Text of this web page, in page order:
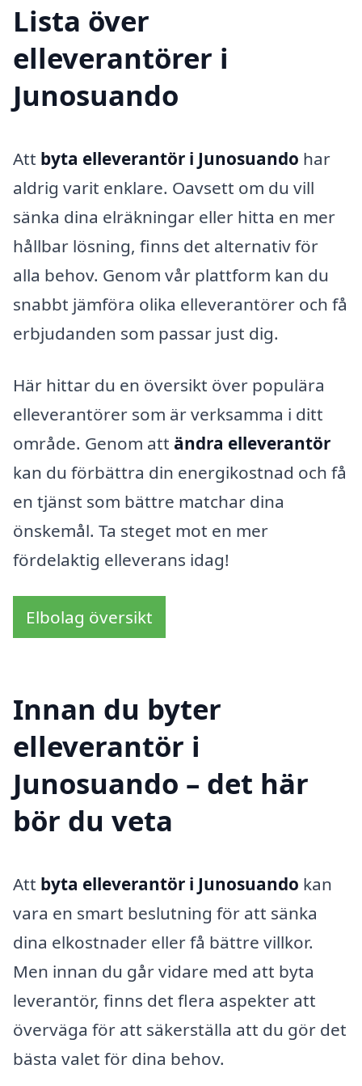
Lista över
elleverantörer i
Junosuando
Att byta elleverantör i Junosuando har
aldrig varit enklare. Oavsett om du vill
sänka dina elräkningar eller hitta en mer
hållbar lösning, finns det alternativ för
alla behov. Genom vår plattform kan du
snabbt jämföra olika elleverantörer och få
erbjudanden som passar just dig.
Här hittar du en översikt över populära
elleverantörer som är verksamma i ditt
område. Genom att ändra elleverantör
kan du förbättra din energikostnad och få
en tjänst som bättre matchar dina
önskemål. Ta steget mot en mer
fördelaktig elleverans idag!
Elbolag översikt
Innan du byter
elleverantör i
Junosuando – det här
bör du veta
Att byta elleverantör i Junosuando kan
vara en smart beslutning för att sänka
dina elkostnader eller få bättre villkor.
Men innan du går vidare med att byta
leverantör, finns det flera aspekter att
överväga för att säkerställa att du gör det
bästa valet för dina behov.